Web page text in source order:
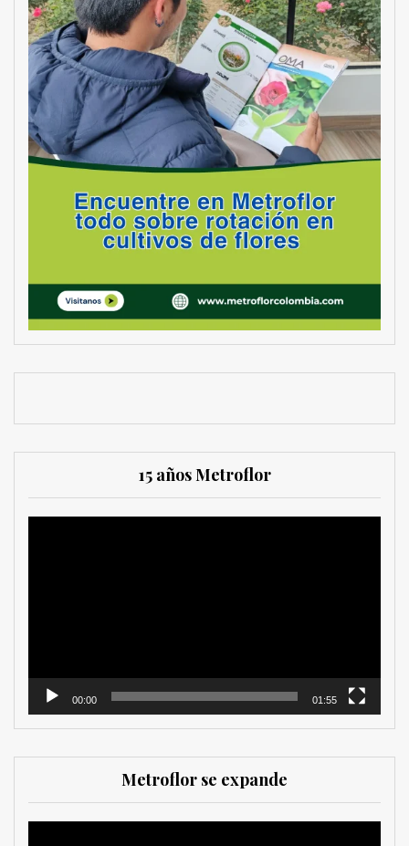
15 años Metroflor
00:00 01:55
Metroflor se expande